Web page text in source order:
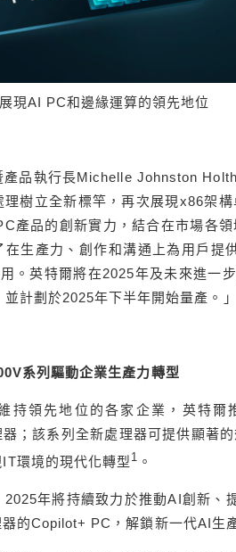
現AI PC和邊緣運算的領先地位
產品執行長Michelle Johnston
樹立全新標竿，再次展現x86架
產品的創新實力，結合在市場各
生產力、創作和溝通上為用戶提
。英特爾將在2025年及未來進一
計劃於2025年下半年開始量產。」
系列驅動企業生產力轉型
持領先地位的各家企業，英特
；該系列全新處理器可提供顯著
環境的現代化轉型 1 。
2025年將持續致力於推動AI創新、
的Copilot+ PC，解鎖新一代AI生